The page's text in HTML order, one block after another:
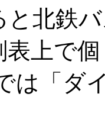
と北鉄
上で
は「ダ